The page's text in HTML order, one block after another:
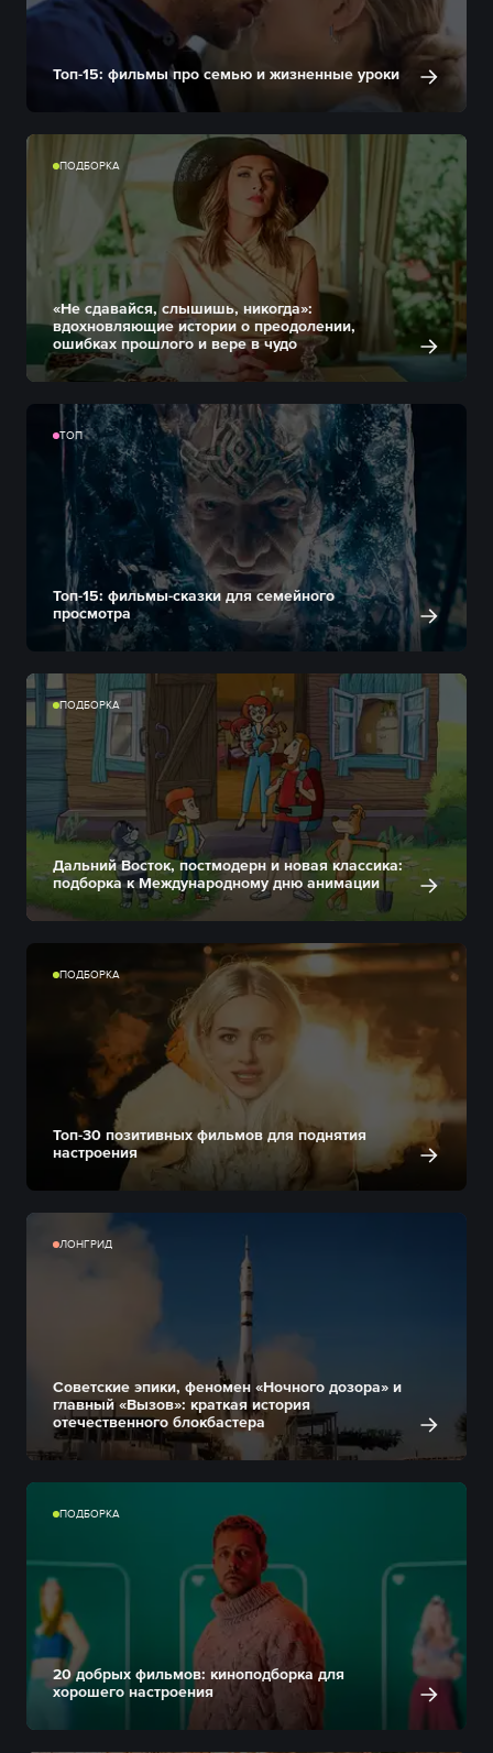
Топ-15: фильмы про семью и жизненные уроки
ПОДБОРКА
«Не сдавайся, слышишь, никогда»:
вдохновляющие истории о преодолении,
ошибках прошлого и вере в чудо
ТОП
Топ-15: фильмы-сказки для семейного
просмотра
ПОДБОРКА
Дальний Восток, постмодерн и новая классика:
подборка к Международному дню анимации
ПОДБОРКА
Топ-30 позитивных фильмов для поднятия
настроения
ЛОНГРИД
Советские эпики, феномен «Ночного дозора» и
главный «Вызов»: краткая история
отечественного блокбастера
ПОДБОРКА
20 добрых фильмов: киноподборка для
хорошего настроения